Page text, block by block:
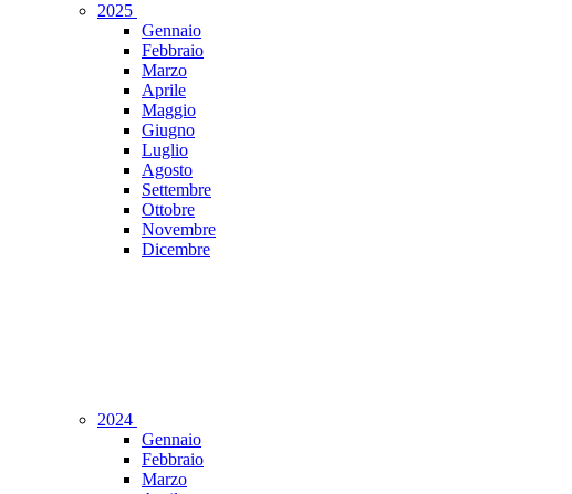
2025
Gennaio
Febbraio
Marzo
Aprile
Maggio
Giugno
Luglio
Agosto
Settembre
Ottobre
Novembre
Dicembre
2024
Gennaio
Febbraio
Marzo